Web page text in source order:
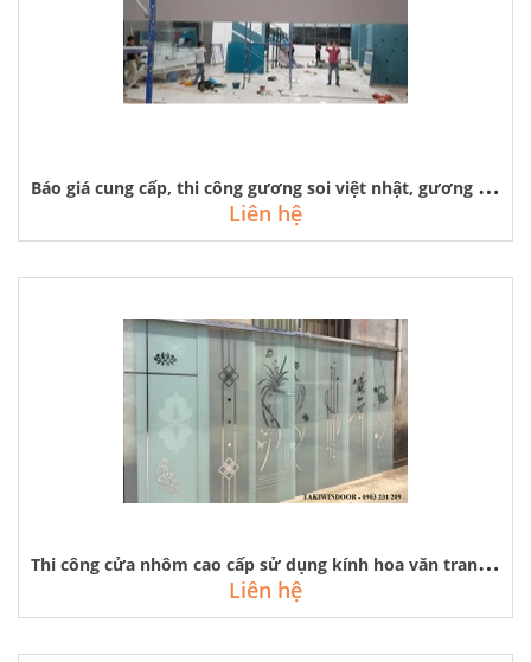
B
áo giá cung cấp, thi công gương soi việt nhật, gương bỉ giá rẻ
Liên hệ
T
hi công cửa nhôm cao cấp sử dụng kính hoa văn trang trí tại hà nội
Liên hệ